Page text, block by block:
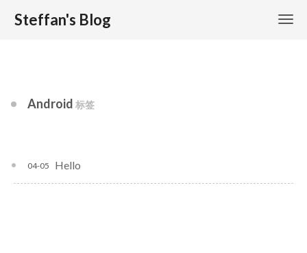
Steffan's Blog
Android 标签
Hello
04-05